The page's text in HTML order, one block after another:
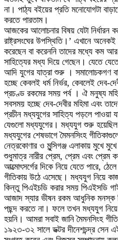
না। পাঠ্য বইয়ের প্রতি মনোযোগটা
করতে পারতাম।
আজকের আলোচনার বিষয় যেটা নির্ধারন
রাষ্ট্রসংঘের উপস্থিতি।’ এখানে অনেকই
করেছেন বা করেননি তাদের মধ্যে কম
সাহিত্যের মধ্য দিয়ে গেছেন। যেতে
আদি যুগের যাত্রা শুরু । সমালোচকগণ
হচ্ছে কেবলই ধর্ম নির্ভর, কেবলেই দেব-
প্রচণ্ড রকমের সময় পর্ব । ঐ মনুষ্য
সবসময় হচ্ছে দেব-দেবীর মহিমা এবং
প্রচীন মধ্যযুগের সাহিত্য পড়লে পাওয়া
যেগুলো মধ্যযুগের। মধ্যযুগ শুরু
মধ্যযুগের শেষভাগে মৈমনসিংহ
নেত্রকোণার ও মুন্সিগঞ্জ এলাকায় মুখে
শুধুমাত্র নারীর প্রেম, প্রেম এবং প্রেম
আত্মোৎসর্গের দিকে নিয়ে যেতে পারে,
গীতিকায় উঠে এসেছে। মধ্যযুগ নিয়ে
কিন্তু পিএইচডি করার সময় পিএইসডি
আজাদ স্যার ভীষন রকম আধুনিক মনস্ক
পছন্দ করতে না। ফলে তখন মধ্যযুগ
হয়নি। আমরা সবাই জানি মৈমনসিংহ
১৯২৩-৩২ সালে ডক্টর দীনেশচন্দ্র সেন